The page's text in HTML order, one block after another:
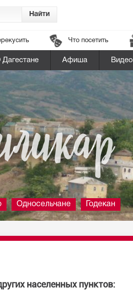
Что посетить
Дагестане Афиша Видео
Односельчане Годекан
населенных пунктов: